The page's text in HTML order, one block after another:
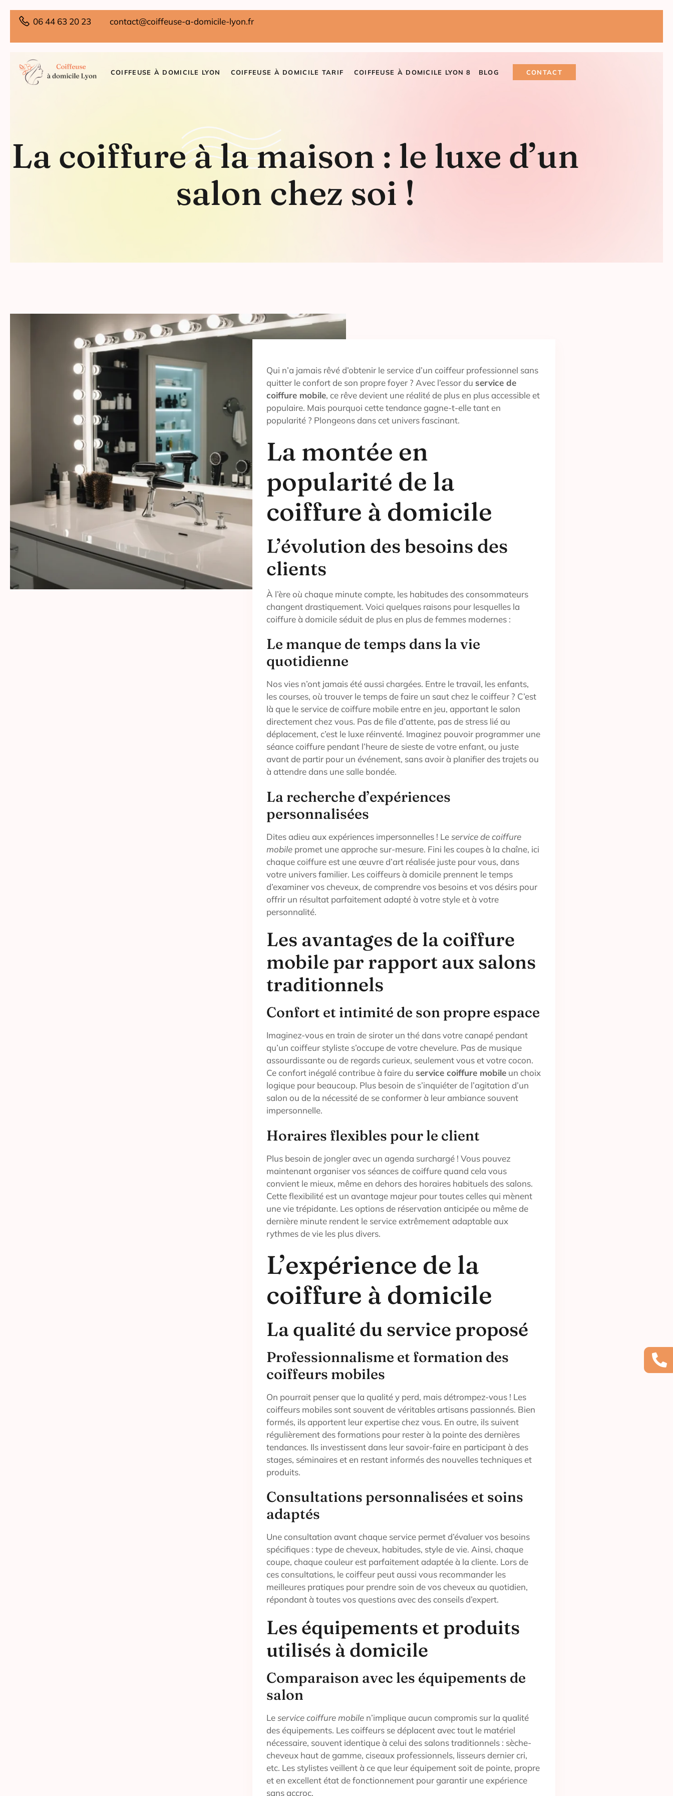
06 44 63 20 23 contact@coiffeuse-a-domicile-lyon.fr
COIFFEUSE À DOMICILE LYON COIFFEUSE À DOMICILE TARIF COIFFEUSE À DOMICILE LYON 8 BLOG CONTACT
La coiffure à la maison : le luxe d’un
salon chez soi !
Qui n’a jamais rêvé d’obtenir le service d’un coiffeur professionnel sans
quitter le confort de son propre foyer ? Avec l’essor du service de
coiffure mobile, ce rêve devient une réalité de plus en plus accessible et
populaire. Mais pourquoi cette tendance gagne-t-elle tant en
popularité ? Plongeons dans cet univers fascinant.
La montée en
popularité de la
coiffure à domicile
L’évolution des besoins des
clients
À l’ère où chaque minute compte, les habitudes des consommateurs
changent drastiquement. Voici quelques raisons pour lesquelles la
coiffure à domicile séduit de plus en plus de femmes modernes :
Le manque de temps dans la vie
quotidienne
Nos vies n’ont jamais été aussi chargées. Entre le travail, les enfants,
les courses, où trouver le temps de faire un saut chez le coiffeur ? C’est
là que le service de coiffure mobile entre en jeu, apportant le salon
directement chez vous. Pas de file d’attente, pas de stress lié au
déplacement, c’est le luxe réinventé. Imaginez pouvoir programmer une
séance coiffure pendant l’heure de sieste de votre enfant, ou juste
avant de partir pour un événement, sans avoir à planifier des trajets ou
à attendre dans une salle bondée.
La recherche d’expériences
personnalisées
Dites adieu aux expériences impersonnelles ! Leservice de coiffure
mobile promet une approche sur-mesure. Fini les coupes à la chaîne, ici
chaque coiffure est une œuvre d’art réalisée juste pour vous, dans
votre univers familier. Les coiffeurs à domicile prennent le temps
d’examiner vos cheveux, de comprendre vos besoins et vos désirs pour
offrir un résultat parfaitement adapté à votre style et à votre
personnalité.
Les avantages de la coiffure
mobile par rapport aux salons
traditionnels
Confort et intimité de son propre espace
Imaginez-vous en train de siroter un thé dans votre canapé pendant
qu’un coiffeur styliste s’occupe de votre chevelure. Pas de musique
assourdissante ou de regards curieux, seulement vous et votre cocon.
Ce confort inégalé contribue à faire du service coiffure mobile un choix
logique pour beaucoup. Plus besoin de s’inquiéter de l’agitation d’un
salon ou de la nécessité de se conformer à leur ambiance souvent
impersonnelle.
Horaires flexibles pour le client
Plus besoin de jongler avec un agenda surchargé ! Vous pouvez
maintenant organiser vos séances de coiffure quand cela vous
convient le mieux, même en dehors des horaires habituels des salons.
Cette flexibilité est un avantage majeur pour toutes celles qui mènent
une vie trépidante. Les options de réservation anticipée ou même de
dernière minute rendent le service extrêmement adaptable aux
rythmes de vie les plus divers.
L’expérience de la
coiffure à domicile
La qualité du service proposé
Professionnalisme et formation des
coiffeurs mobiles
On pourrait penser que la qualité y perd, mais détrompez-vous ! Les
coiffeurs mobiles sont souvent de véritables artisans passionnés. Bien
formés, ils apportent leur expertise chez vous. En outre, ils suivent
régulièrement des formations pour rester à la pointe des dernières
tendances. Ils investissent dans leur savoir-faire en participant à des
stages, séminaires et en restant informés des nouvelles techniques et
produits.
Consultations personnalisées et soins
adaptés
Une consultation avant chaque service permet d’évaluer vos besoins
spécifiques : type de cheveux, habitudes, style de vie. Ainsi, chaque
coupe, chaque couleur est parfaitement adaptée à la cliente. Lors de
ces consultations, le coiffeur peut aussi vous recommander les
meilleures pratiques pour prendre soin de vos cheveux au quotidien,
répondant à toutes vos questions avec des conseils d’expert.
Les équipements et produits
utilisés à domicile
Comparaison avec les équipements de
salon
Leservice coiffure mobile n’implique aucun compromis sur la qualité
des équipements. Les coiffeurs se déplacent avec tout le matériel
nécessaire, souvent identique à celui des salons traditionnels : sèche-
cheveux haut de gamme, ciseaux professionnels, lisseurs dernier cri,
etc. Les stylistes veillent à ce que leur équipement soit de pointe, propre
et en excellent état de fonctionnement pour garantir une expérience
sans accroc.